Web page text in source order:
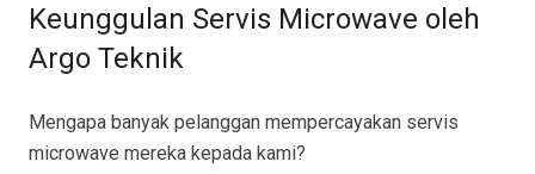
Keunggulan Servis Microwave oleh
Argo Teknik
Mengapa banyak pelanggan mempercayakan servis
microwave mereka kepada kami?